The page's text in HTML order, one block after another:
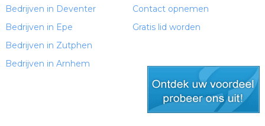
Bedrijven in Deventer
Bedrijven in Epe
Bedrijven in Zutphen
Bedrijven in Arnhem
Contact opnemen
Gratis lid worden